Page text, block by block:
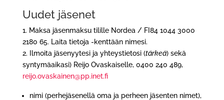
Uudet jäsenet
1. Maksa jäsenmaksu tilille Nordea / FI84 1044 3000
2180 65. Laita tietoja -kenttään nimesi.
2. Ilmoita jäsenyytesi ja yhteystietosi (tärkeä) sekä
syntymäaikasi) Reijo Ovaskaiselle, 0400 240 489,
reijo.ovaskainen@pp.inet.fi
nimi (perhejäsenellä oma ja perheen jäsenten nimet),